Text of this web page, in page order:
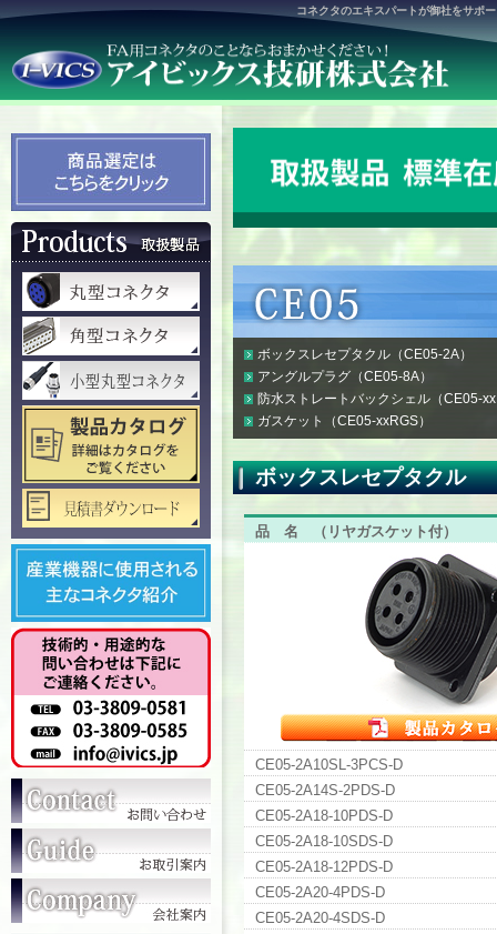
コネクタのエキスパートが御社をサポ
ボックスレセプタクル（CE05-2A）
アングルプラグ（CE05-8A）
防水ストレートバックシェル（CE05-
ガスケット（CE05-xxRGS）
ボックスレセプタクル
品名 （リヤガスケット付）
CE05-2A10SL-3PCS-D
CE05-2A14S-2PDS-D
CE05-2A18-10PDS-D
CE05-2A18-10SDS-D
CE05-2A18-12PDS-D
CE05-2A20-4PDS-D
CE05-2A20-4SDS-D